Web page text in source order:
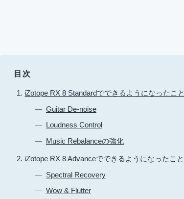
目次
iZotope RX 8 Standardでできるようになったこと
Guitar De-noise
Loudness Control
Music Rebalanceの強化
iZotope RX 8 Advanceでできるようになったこと
Spectral Recovery
Wow & Flutter